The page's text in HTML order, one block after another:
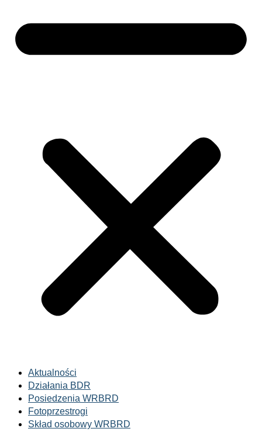
Aktualności
Działania BDR
Posiedzenia WRBRD
Fotoprzestrogi
Skład osobowy WRBRD